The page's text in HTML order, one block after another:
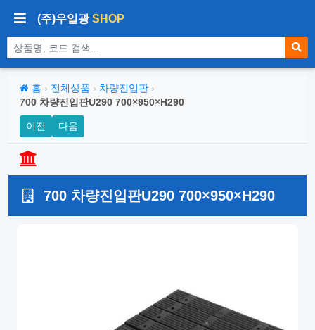
(주)우일광SHOP
상품 검색
홈 › 전체상품 › 차량진입판 ›
700 차량진입판U290 700×950×H290
이전 다음
700 차량진입판U290 700×950×H290